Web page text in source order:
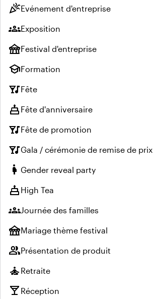
celebrationEvénement d'entreprise
groupsExposition
festivalFestival d'entreprise
schoolFormation
nightlifeFête
cake Fête d'anniversaire
nightlifeFête de promotion
nightlifeGala / cérémonie de remise de prix
pregnant_woman Gender reveal party
cake High Tea
groupsJournée des familles
festivalMariage thème festival
groupPrésentation de produit
self_improvement Retraite
local_bar Réception